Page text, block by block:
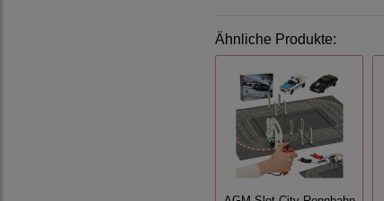
Ähnliche Produkte: